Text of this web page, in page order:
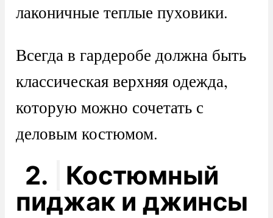
лаконичные теплые пуховики.
Всегда в гардеробе должна быть
классическая верхняя одежда,
которую можно сочетать с
деловым костюмом.
2.
Костюмный
пиджак и джинсы